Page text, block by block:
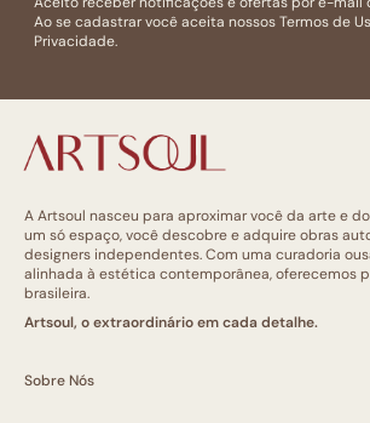
Ao se cadastrar você aceita nossosTermos de
Privacidade.
A Artsoul nasceu para aproximar você da arte e
um só espaço, você descobre e adquire obras
designers independentes. Com uma curadoria
alinhada à estética contemporânea, oferecemos
brasileira.
Artsoul, o extraordinário em cada detalhe.
Sobre Nós